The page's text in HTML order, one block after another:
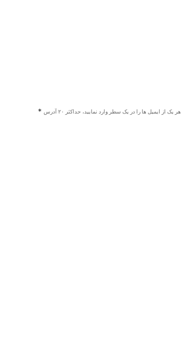
هر یک از ایمیل ها را در یک سطر وارد نمایید، حداکثر ۲۰ آدرس